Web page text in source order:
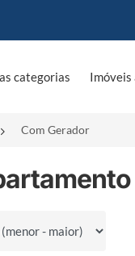
categorias Imóveis
Com Gerador
por